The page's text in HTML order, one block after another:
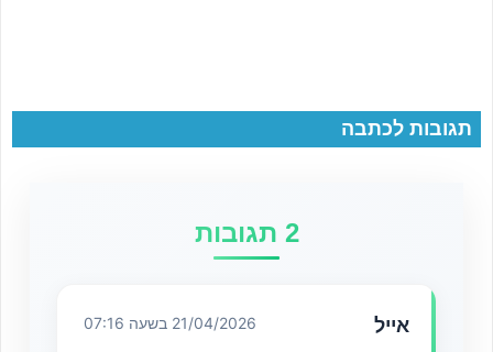
תגובות לכתבה
2 תגובות
אייל 21/04/2026 בשעה 07:16